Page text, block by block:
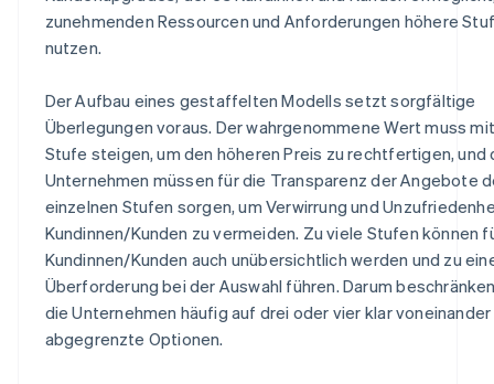
zunehmenden Ressourcen und Anforderungen höhere
nutzen.
Der Aufbau eines gestaffelten Modells setzt sorgfältige
Überlegungen voraus. Der wahrgenommene Wert muss
Stufe steigen, um den höheren Preis zu rechtfertigen, und
Unternehmen müssen für die Transparenz der Angebote
einzelnen Stufen sorgen, um Verwirrung und
Kundinnen/Kunden zu vermeiden. Zu viele Stufen können
Kundinnen/Kunden auch unübersichtlich werden und zu
Überforderung bei der Auswahl führen. Darum
die Unternehmen häufig auf drei oder vier klar voneinander
abgegrenzte Optionen.